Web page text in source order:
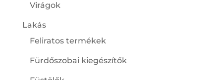
Virágok
Lakás
Feliratos termékek
Fürdőszobai kiegészítők